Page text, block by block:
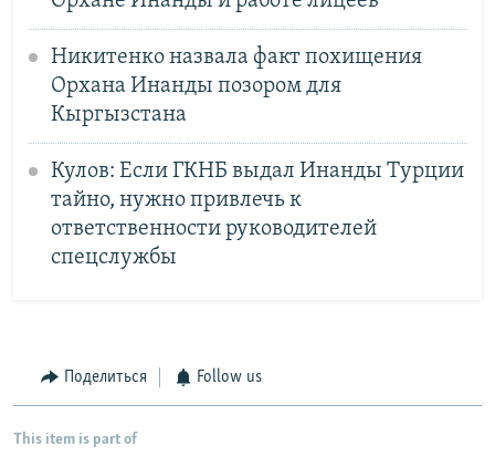
Никитенко назвала факт похищения
Орхана Инанды позором для
Кыргызстана
Кулов: Если ГКНБ выдал Инанды Турции
тайно, нужно привлечь к
ответственности руководителей
спецслужбы
Поделиться Follow us
This item is part of